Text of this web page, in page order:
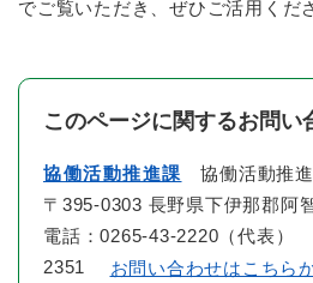
でご覧いただき、ぜひご活用くだ
このページに関するお問い
協働活動推進課 協働活動推
〒395-0303 長野県下伊那郡阿
電話：0265-43-2220（代表
2351 お問い合わせはこちら